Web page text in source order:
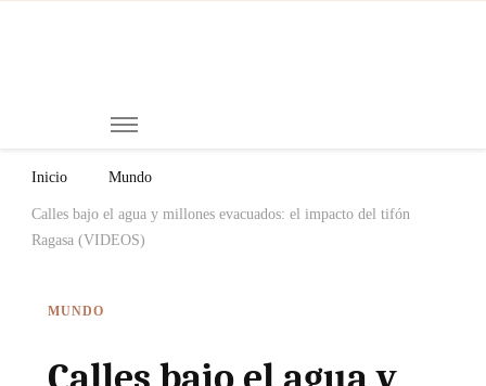
Inicio Mundo
Calles bajo el agua y millones evacuados: el impacto del tifón
Ragasa (VIDEOS)
MUNDO